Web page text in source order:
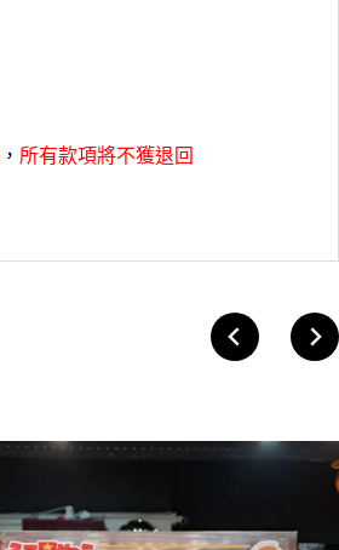
， 所有款項將不獲退回